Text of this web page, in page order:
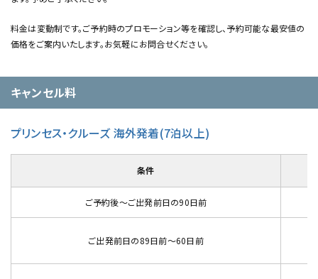
料金は変動制です。ご予約時のプロモーション等を確認し、予約可能な最安値の
価格をご案内いたします。お気軽にお問合せください。
キャンセル料
プリンセス・クルーズ 海外発着(7泊以上)
条件
ご予約後～ご出発前日の90日前
ご出発前日の89日前～60日前